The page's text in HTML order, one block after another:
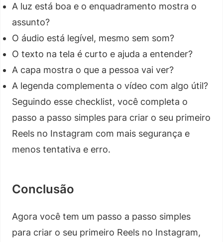
A luz está boa e o enquadramento mostra o
assunto?
O áudio está legível, mesmo sem som?
O texto na tela é curto e ajuda a entender?
A capa mostra o que a pessoa vai ver?
A legenda complementa o vídeo com algo útil?
Seguindo esse checklist, você completa o
passo a passo simples para criar o seu primeiro
Reels no Instagram com mais segurança e
menos tentativa e erro.
Conclusão
Agora você tem um passo a passo simples
para criar o seu primeiro Reels no Instagram,